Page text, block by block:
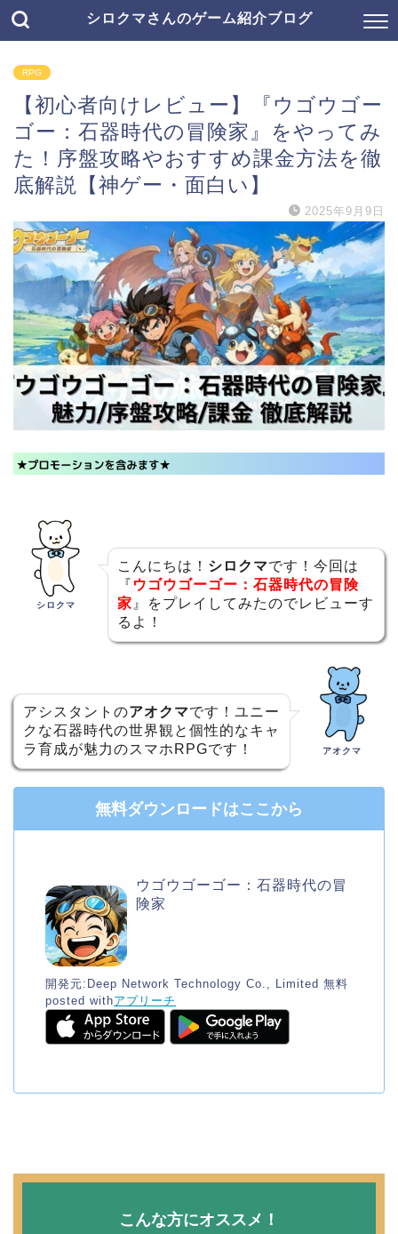
シロクマさんのゲーム紹介ブログ
RPG
【初心者向けレビュー】『ウゴウゴー
ゴー：石器時代の冒険家』をやってみ
た！序盤攻略やおすすめ課金方法を徹
底解説【神ゲー・面白い】
2025年9月9日
シロクマ
こんにちは！ シロクマです！今回は
『 ウゴウゴーゴー：石器時代の冒険
家 』をプレイしてみたのでレビューす
るよ！
アシスタントのアオクマです！ユニー
クな石器時代の世界観と個性的なキャ
ラ育成が魅力のスマホRPGです！
アオクマ
無料ダウンロードはここから
ウゴウゴーゴー：石器時代の冒
険家
開発元: Deep Network Technology Co., Limited 無料
posted withアプリーチ
こんな方にオススメ！